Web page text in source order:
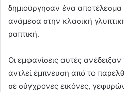
δημιούργησαν ένα
ανάμεσα στην κλασική
ραπτική.
Οι εμφανίσεις αυτές
αντλεί έμπνευση από το
σε σύγχρονες εικόνες,